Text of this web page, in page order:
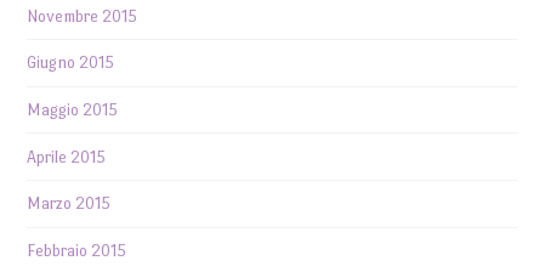
Novembre 2015
Giugno 2015
Maggio 2015
Aprile 2015
Marzo 2015
Febbraio 2015